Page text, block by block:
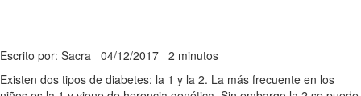
Escrito por: Sacra 04/12/2017 2 minutos
Existen dos tipos de diabetes: la 1 y la 2. La más frecuente en los